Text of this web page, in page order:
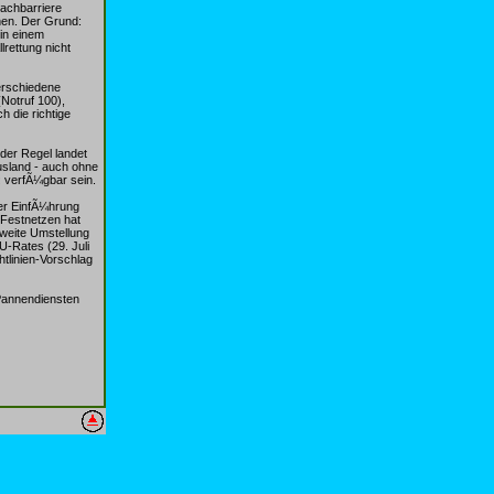
Der Grund:
einem
nicht
100),
die richtige
Regel landet
- auch ohne
verfÃ¼gbar sein.
EinfÃ¼hrung
hat
Umstellung
Rates (29. Juli
Vorschlag